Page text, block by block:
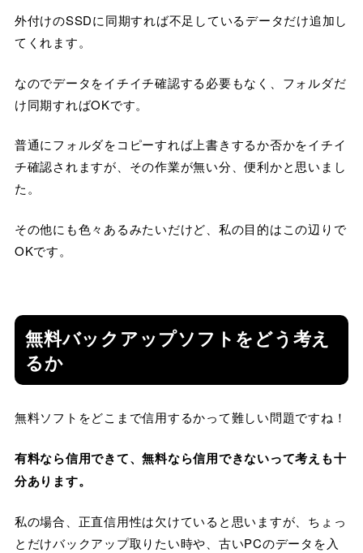
外付けのSSDに同期すれば不足しているデータだけ追加し
てくれます。
なのでデータをイチイチ確認する必要もなく、フォルダだ
け同期すればOKです。
普通にフォルダをコピーすれば上書きするか否かをイチイ
チ確認されますが、その作業が無い分、便利かと思いまし
た。
その他にも色々あるみたいだけど、私の目的はこの辺りで
OKです。
無料バックアップソフトをどう考え
るか
無料ソフトをどこまで信用するかって難しい問題ですね！
有料なら信用できて、無料なら信用できないって考えも十
分あります。
私の場合、正直信用性は欠けていると思いますが、ちょっ
とだけバックアップ取りたい時や、古いPCのデータを入